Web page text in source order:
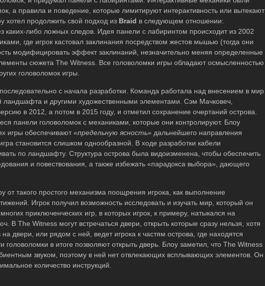
а правила и поведение, которые лимитируют интерактивность или вытекают
хотел продолжить свой подход из Braid в следующем отношении:
каких-либо ложных следов. Идея панели с лабиринтом происходит из 2002
где игрок кастовал заклинания посредством жестов мышью (тогда они
модифицировать эффект заклинаний, незначительно меняя определенные
сюжета The Witness. Все головоломки игры обладают осмысленностью
головоломок игры.
с начала разработки. Команда работала над внесением в мир
ландшафта и другими художественными элементами. Сэм Мачковеч,
в 2012, а потом в 2015 году, и отметил сохранение очертаний острова.
панели головоломок с механиками, которые они контролируют. Блоу
игры обеспечивают «предельную ясность» дальнейшего направления
становится слишком однообразной. В ходе разработки кабели
по ландшафту. Структура острова была видоизменена, чтобы обеспечить
и повествования, а также избежать «парадокса выбора», дающего
от такого простого механизма поощрения игрока, как выполнение
Игрок получил возможность исследовать и изучать мир, который он
приключенческих игр, в которых игрок, к примеру, натыкался на
В The Witness могут встречаться двери, открыть которые сразу нельзя, хотя
двери, или рядом с ней, ведет игрока к частям острова, где находятся
в итоге позволяют открыть дверь. Блоу заметил, что The Witness
звуком, поэтому в ней нет отвлекающих всплывающих элементов. Он
количество инструкций.